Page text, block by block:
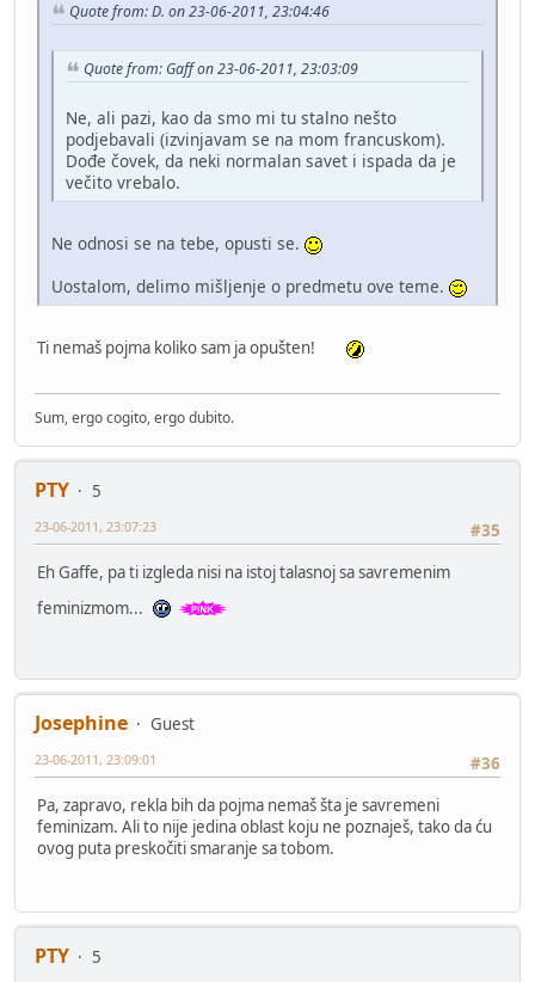
Quote from: D. on 23-06-2011, 23:04:46
Quote from: Gaff on 23-06-2011, 23:03:09
Ne, ali pazi, kao da smo mi tu stalno nešto
podjebavali (izvinjavam se na mom francuskom).
Dođe čovek, da neki normalan savet i ispada da je
večito vrebalo.
Ne odnosi se na tebe, opusti se.
Uostalom, delimo mišljenje o predmetu ove teme.
Ti nemaš pojma koliko sam ja opušten!
Sum, ergo cogito, ergo dubito.
PTY
5
#35
23-06-2011, 23:07:23
Eh Gaffe, pa ti izgleda nisi na istoj talasnoj sa savremenim
feminizmom...
Josephine
Guest
#36
23-06-2011, 23:09:01
Pa, zapravo, rekla bih da pojma nemaš šta je savremeni
feminizam. Ali to nije jedina oblast koju ne poznaješ, tako da ću
ovog puta preskočiti smaranje sa tobom.
PTY
5